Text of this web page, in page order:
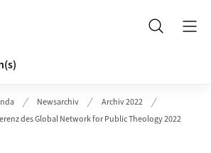
Suche
Newsarchiv
Archiv 2022
des Global Network for Public Theology 2022